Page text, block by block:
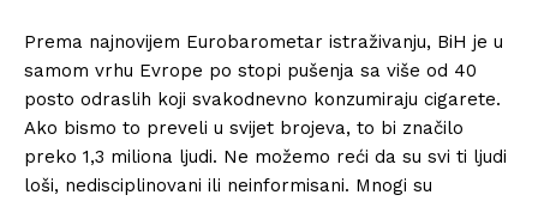
Prema najnovijem Eurobarometar istraživanju, BiH je u
samom vrhu Evrope po stopi pušenja sa više od 40
posto odraslih koji svakodnevno konzumiraju cigarete.
Ako bismo to preveli u svijet brojeva, to bi značilo
preko 1,3 miliona ljudi. Ne možemo reći da su svi ti ljudi
loši, nedisciplinovani ili neinformisani. Mnogi su